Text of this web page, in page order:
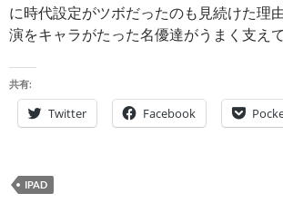
に時代設定がツボだったのも見続けた理
演をキャラがたった名優達がうまく支え
共有:
Twitter Facebook
IPAD